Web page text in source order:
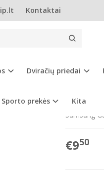
Kontaktai
Dviračių priedai
Sporto prekės Kita
A20 Samsung Galaxy A23
Prekės
Samsung
€950